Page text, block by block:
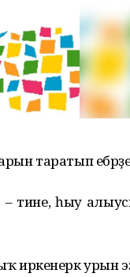
таратып
– тине, һыу
урын